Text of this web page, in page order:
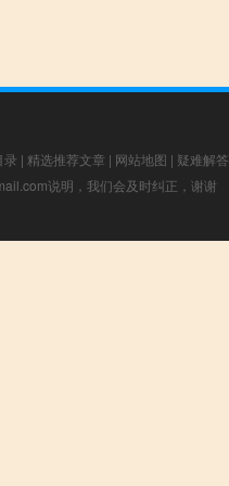
录 | 精选推荐文章 | 网站地图 | 疑难解答
说明，我们会及时纠正，谢谢